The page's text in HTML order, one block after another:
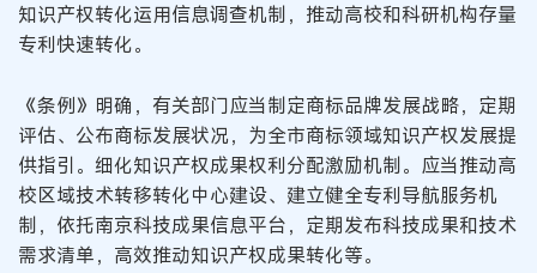
知识产权转化运用信息调查机制，推动高校和科研机构存量
专利快速转化。
《条例》明确，有关部门应当制定商标品牌发展战略，定期
评估、公布商标发展状况，为全市商标领域知识产权发展提
供指引。细化知识产权成果权利分配激励机制。应当推动高
校区域技术转移转化中心建设、建立健全专利导航服务机
制，依托南京科技成果信息平台，定期发布科技成果和技术
需求清单，高效推动知识产权成果转化等。